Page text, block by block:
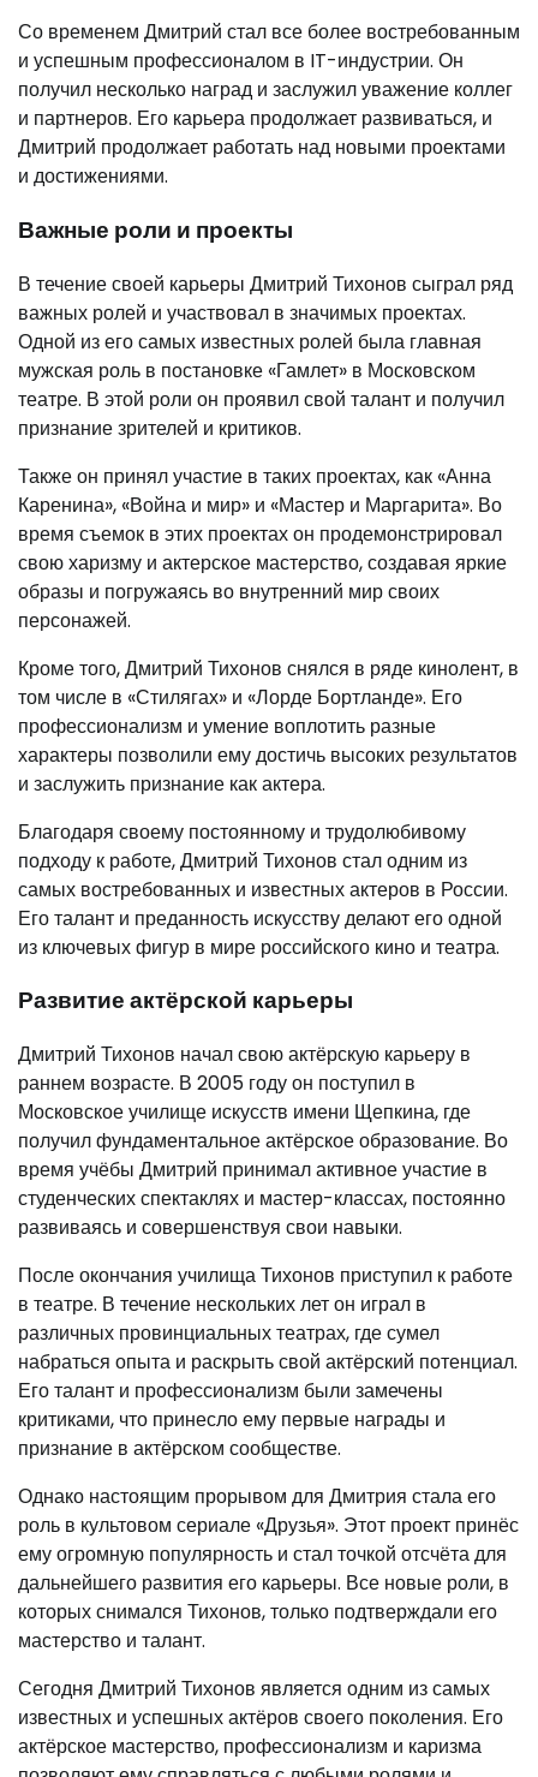
Со временем Дмитрий стал все более востребованным
и успешным профессионалом в IT-индустрии. Он
получил несколько наград и заслужил уважение коллег
и партнеров. Его карьера продолжает развиваться, и
Дмитрий продолжает работать над новыми проектами
и достижениями.
Важные роли и проекты
В течение своей карьеры Дмитрий Тихонов сыграл ряд
важных ролей и участвовал в значимых проектах.
Одной из его самых известных ролей была главная
мужская роль в постановке «Гамлет» в Московском
театре. В этой роли он проявил свой талант и получил
признание зрителей и критиков.
Также он принял участие в таких проектах, как «Анна
Каренина», «Война и мир» и «Мастер и Маргарита». Во
время съемок в этих проектах он продемонстрировал
свою харизму и актерское мастерство, создавая яркие
образы и погружаясь во внутренний мир своих
персонажей.
Кроме того, Дмитрий Тихонов снялся в ряде кинолент, в
том числе в «Стилягах» и «Лорде Бортланде». Его
профессионализм и умение воплотить разные
характеры позволили ему достичь высоких результатов
и заслужить признание как актера.
Благодаря своему постоянному и трудолюбивому
подходу к работе, Дмитрий Тихонов стал одним из
самых востребованных и известных актеров в России.
Его талант и преданность искусству делают его одной
из ключевых фигур в мире российского кино и театра.
Развитие актёрской карьеры
Дмитрий Тихонов начал свою актёрскую карьеру в
раннем возрасте. В 2005 году он поступил в
Московское училище искусств имени Щепкина, где
получил фундаментальное актёрское образование. Во
время учёбы Дмитрий принимал активное участие в
студенческих спектаклях и мастер-классах, постоянно
развиваясь и совершенствуя свои навыки.
После окончания училища Тихонов приступил к работе
в театре. В течение нескольких лет он играл в
различных провинциальных театрах, где сумел
набраться опыта и раскрыть свой актёрский потенциал.
Его талант и профессионализм были замечены
критиками, что принесло ему первые награды и
признание в актёрском сообществе.
Однако настоящим прорывом для Дмитрия стала его
роль в культовом сериале «Друзья». Этот проект принёс
ему огромную популярность и стал точкой отсчёта для
дальнейшего развития его карьеры. Все новые роли, в
которых снимался Тихонов, только подтверждали его
мастерство и талант.
Сегодня Дмитрий Тихонов является одним из самых
известных и успешных актёров своего поколения. Его
актёрское мастерство, профессионализм и каризма